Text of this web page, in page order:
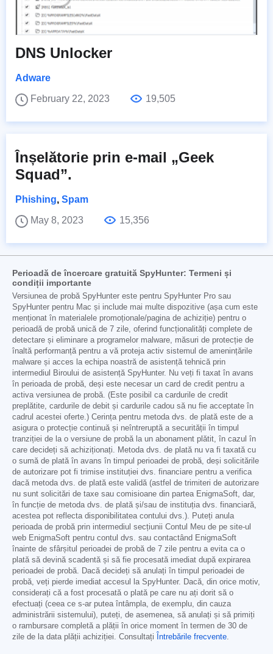
DNS Unlocker
Adware
February 22, 2023
19,505
Înșelătorie prin e-mail „Geek
Squad”.
Phishing, Spam
May 8, 2023
15,356
Perioadă de încercare gratuită SpyHunter: Termeni și
condiții importante
Versiunea de probă SpyHunter este pentru SpyHunter Pro sau
SpyHunter pentru Mac și include mai multe dispozitive (așa cum este
menționat în materialele promoționale/pagina de achiziție) pentru o
perioadă de probă unică de 7 zile, oferind funcționalități complete de
detectare și eliminare a programelor malware, măsuri de protecție de
înaltă performanță pentru a vă proteja activ sistemul de amenințările
malware și acces la echipa noastră de asistență tehnică prin
intermediul Biroului de asistență SpyHunter. Nu veți fi taxat în avans
în perioada de probă, deși este necesar un card de credit pentru a
activa versiunea de probă. (Este posibil ca cardurile de credit
preplătite, cardurile de debit și cardurile cadou să nu fie acceptate în
cadrul acestei oferte.) Cerința pentru metoda dvs. de plată este de a
asigura o protecție continuă și neîntreruptă a securității în timpul
tranziției de la o versiune de probă la un abonament plătit, în cazul în
care decideți să achiziționați. Metoda dvs. de plată nu va fi taxată cu
o sumă de plată în avans în timpul perioadei de probă, deși solicitările
de autorizare pot fi trimise instituției dvs. financiare pentru a verifica
dacă metoda dvs. de plată este validă (astfel de trimiteri de autorizare
nu sunt solicitări de taxe sau comisioane din partea EnigmaSoft, dar,
în funcție de metoda dvs. de plată și/sau de instituția dvs. financiară,
acestea pot reflecta disponibilitatea contului dvs.). Puteți anula
perioada de probă prin intermediul secțiunii Contul Meu de pe site-ul
web EnigmaSoft pentru contul dvs. sau contactând EnigmaSoft
înainte de sfârșitul perioadei de probă de 7 zile pentru a evita ca o
plată să devină scadentă și să fie procesată imediat după expirarea
perioadei de probă. Dacă decideți să anulați în timpul perioadei de
probă, veți pierde imediat accesul la SpyHunter. Dacă, din orice motiv,
considerați că a fost procesată o plată pe care nu ați dorit să o
efectuați (ceea ce s-ar putea întâmpla, de exemplu, din cauza
administrării sistemului), puteți, de asemenea, să anulați și să primiți
o rambursare completă a plății în orice moment în termen de 30 de
zile de la data plății achiziției. Consultați
Întrebările frecvente.